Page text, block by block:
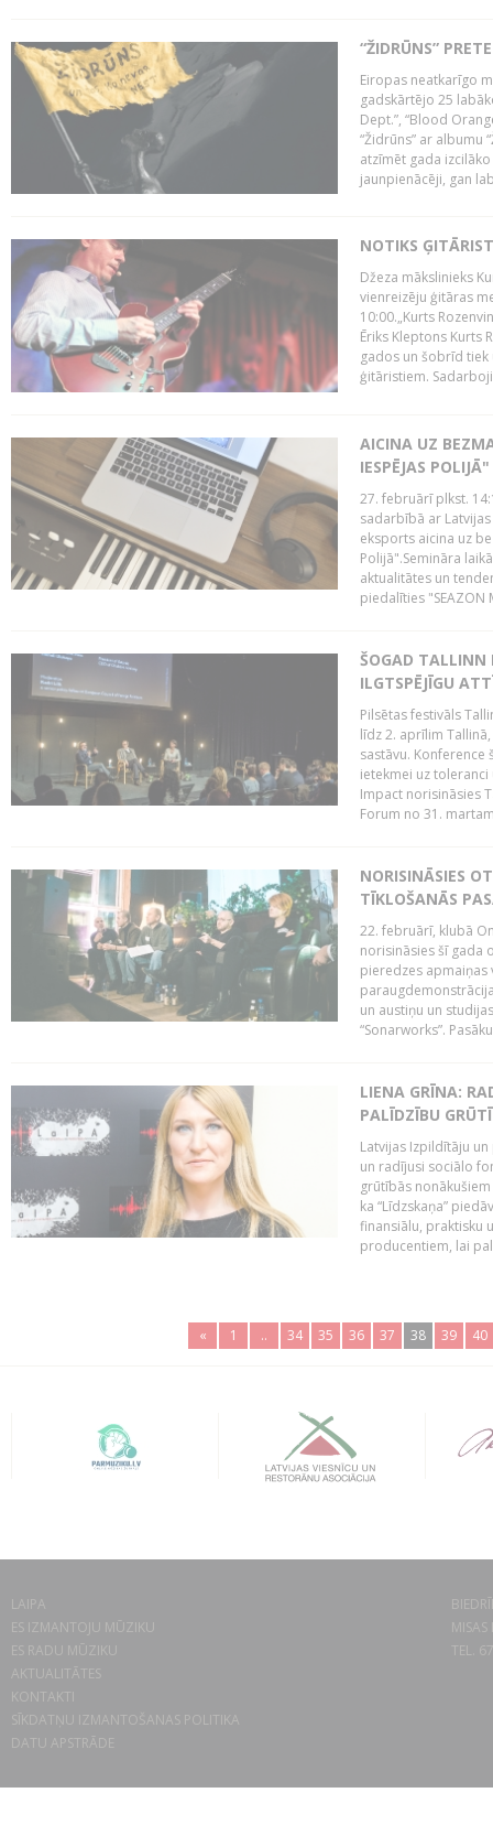
“ŽIDRŪNS”
Eiropas neatkarīgo
gadskārtējo 25
Dept.”, “Blood
“Židrūns” ar albumu
atzīmēt gada
jaunpienācēji, gan
NOTIKS
Džeza mākslinieks
vienreizēju ģitāras
10:00.„Kurts
Ēriks Kleptons Kurts
gados un šobrīd
ģitāristiem.
AICINA UZ
IESPĒJAS POLIJĀ"
27. februārī plkst.
sadarbībā ar
eksports aicina uz
Polijā".Semināra
aktualitātes un
piedalīties "SEAZON
ŠOGAD TALLINN
ILGTSPĒJĪGU
Pilsētas festivāls
līdz 2. aprīlim
sastāvu.
ietekmei uz
Impact norisināsies
Forum no 31.
NORISINĀSIES
TĪKLOŠANĀS
22. februārī, klubā
norisināsies šī gada
pieredzes apmaiņas
un austiņu un
“Sonarworks”.
LIENA GRĪNA:
PALĪDZĪBU
Latvijas Izpildītāju
un radījusi sociālo
grūtībās
ka “Līdzskaņa”
finansiālu, praktisku
producentiem, lai
« 1 .. 34 35 36 37 38 39 40
LAIPA
ES IZMANTOJU MŪZIKU
ES RADU MŪZIKU
AKTUALITĀTES
KONTAKTI
SĪKDATŅU IZMANTOŠANAS POLITIKA
DATU APSTRĀDE
TEL.